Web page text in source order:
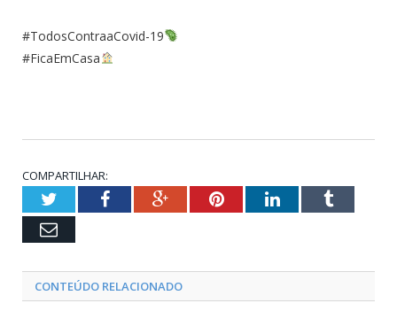
#TodosContraaCovid-19
#FicaEmCasa
COMPARTILHAR:
TwitterFacebookGoogle+PinterestLinkedInTumblr
Email
CONTEÚDO RELACIONADO